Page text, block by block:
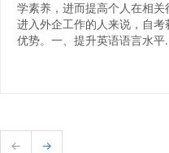
学素养，进而提高个人在相
进入外企工作的人来说，自
优势。一、提升英语语言水平
← →